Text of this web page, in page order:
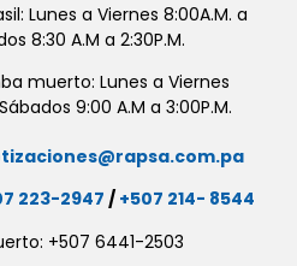
Lunes a Viernes 8:00A.M. a
8:30 A.M a 2:30P.M.
muerto: Lunes a Viernes
9:00 A.M a 3:00P.M.
223-2947 / +507 214- 8544
+507 6441-2503